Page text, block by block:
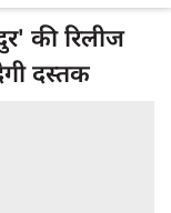
की रिलीज
दस्तक